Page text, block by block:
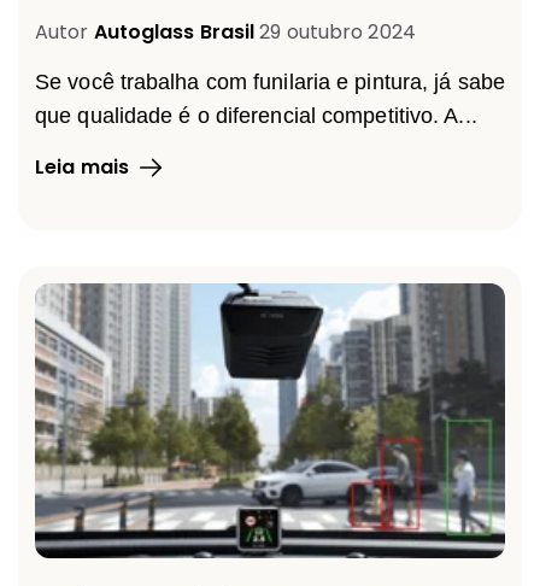
Autor Autoglass Brasil29 outubro 2024
Se você trabalha com funilaria e pintura, já sabe
que qualidade é o diferencial competitivo. A...
Leia mais